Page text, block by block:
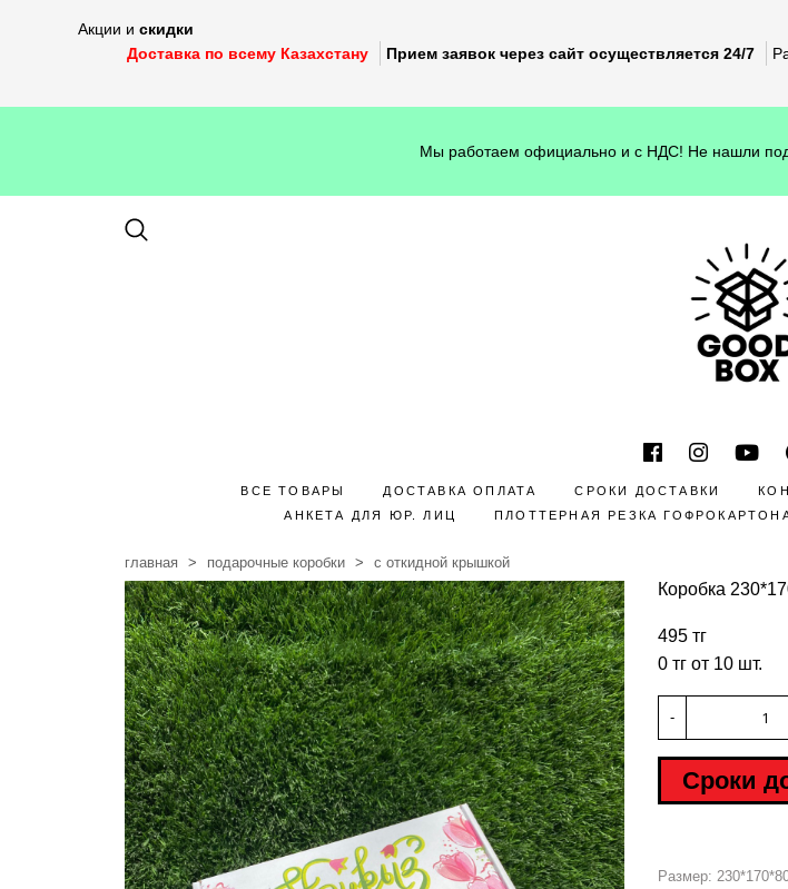
Акции и скидки
Доставка по всему Казахстану
Прием заявок через сайт осуществляется 24/7
Мы работаем официально и с НДС! Не нашли
ВСЕ ТОВАРЫ ДОСТАВКА ОПЛАТА СРОКИ ДОСТАВКИ
АНКЕТА ДЛЯ ЮР. ЛИЦ
ПЛОТТЕРНАЯ РЕЗКА
главная подарочные коробки с откидной крышкой
Коробка
495 тг
0 тг от 10 шт.
-
Сроки
Размер: